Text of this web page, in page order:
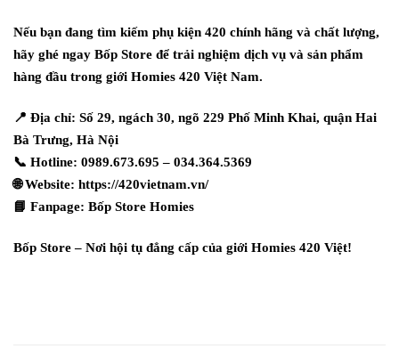
Nếu bạn đang tìm kiếm phụ kiện 420 chính hãng và chất lượng,
hãy ghé ngay Bốp Store để trải nghiệm dịch vụ và sản phẩm
hàng đầu trong giới Homies 420 Việt Nam.
📍 Địa chỉ: Số 29, ngách 30, ngõ 229 Phố Minh Khai, quận Hai
Bà Trưng, Hà Nội
📞 Hotline: 0989.673.695 – 034.364.5369
🌐 Website: https://420vietnam.vn/
📘 Fanpage: Bốp Store Homies
Bốp Store – Nơi hội tụ đẳng cấp của giới Homies 420 Việt!